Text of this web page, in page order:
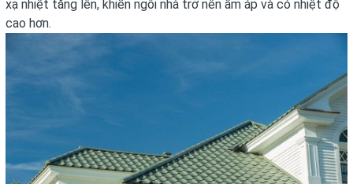
xạ nhiệt tăng lên, khiến ngôi nhà trở nên ấm áp và có nhiệt độ
cao hơn.